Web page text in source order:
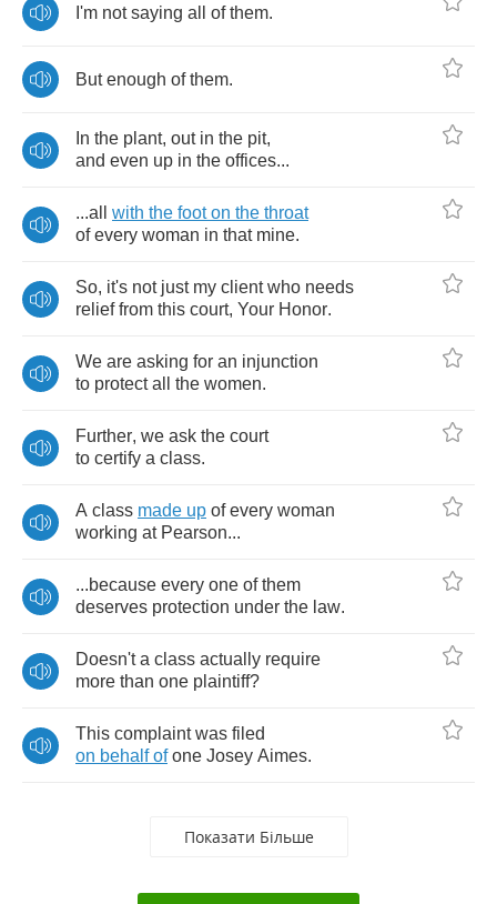
I'm not saying all of them.
But enough of them.
In the plant, out in the pit,
and even up in the offices...
...all with the foot on the throat
of every woman in that mine.
So, it's not just my client who needs
relief from this court, Your Honor.
We are asking for an injunction
to protect all the women.
Further, we ask the court
to certify a class.
A class made up of every woman
working at Pearson...
...because every one of them
deserves protection under the law.
Doesn't a class actually require
more than one plaintiff?
This complaint was filed
on behalf of one Josey Aimes.
Показати Більше